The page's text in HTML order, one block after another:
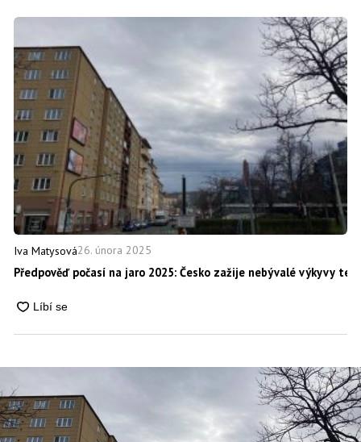
Iva Matysová26. února 2025
Předpověď počasí na jaro 2025: Česko zažije nebývalé výkyvy